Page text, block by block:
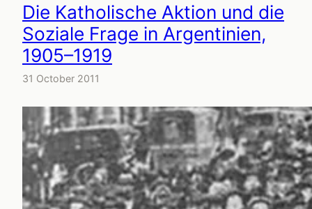
Die Katholische Aktion und die
Soziale Frage in Argentinien,
1905–1919
31 October 2011